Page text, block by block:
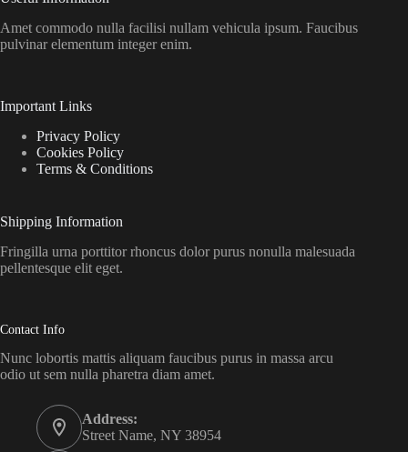
Amet commodo nulla facilisi nullam vehicula ipsum. Faucibus
pulvinar elementum integer enim.
Important Links
Privacy Policy
Cookies Policy
Terms & Conditions
Shipping Information
Fringilla urna porttitor rhoncus dolor purus nonulla malesuada
pellentesque elit eget.
Contact Info
Nunc lobortis mattis aliquam faucibus purus in massa arcu
odio ut sem nulla pharetra diam amet.
Address:
Street Name, NY 38954